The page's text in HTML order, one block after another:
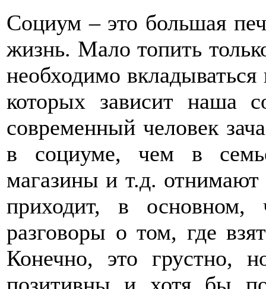
Социум – это большая
жизнь. Мало топить
необходимо
которых зависит наша
современный человек
в социуме, чем в
магазины и т.д.
приходит, в основном,
разговоры о том, где
Конечно, это грустно,